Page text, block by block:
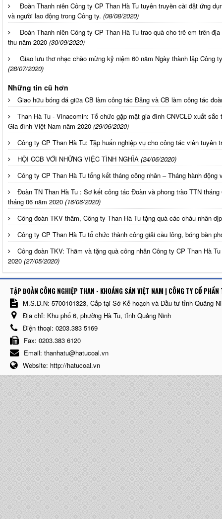
Đoàn Thanh niên Công ty CP Than Hà Tu tuyên truyền cài đặt ứng
và người lao động trong Công ty. (08/08/2020)
Đoàn Thanh niên Công ty CP Than Hà Tu trao quà cho trẻ em trên
thu năm 2020 (30/09/2020)
Giao lưu thơ nhạc chào mừng kỷ niệm 60 năm Ngày thành lập Công
(28/07/2020)
Những tin cũ hơn
Giao hữu bóng đá giữa CB làm công tác Đảng và CB làm công tác
Than Hà Tu - Vinacomin: Tổ chức gặp mặt gia đình CNVCLĐ xuất
Gia đình Việt Nam năm 2020 (29/06/2020)
Công ty CP Than Hà Tu: Tập huấn nghiệp vụ cho công tác viên tuyên
HỘI CCB VỚI NHỮNG VIỆC TÌNH NGHĨA (24/06/2020)
Công ty CP Than Hà Tu tổng kết tháng công nhân – Tháng hành động
Đoàn TN Than Hà Tu : Sơ kết công tác Đoàn và phong trào TTN
tháng 06 năm 2020 (16/06/2020)
Công đoàn TKV thăm, Công ty Than Hà Tu tặng quà các cháu nhân
Công ty CP Than Hà Tu tổ chức thành công giải cầu lông, bóng bàn
Công đoàn TKV: Thăm và tặng quà công nhân Công ty CP Than Hà
2020 (27/05/2020)
TẬP ĐOÀN CÔNG NGHIỆP THAN - KHOÁNG SẢN VIỆT NAM | CÔNG TY CỔ
M.S.D.N: 5700101323, Cấp tại Sở Kế hoạch và Đầu tư tỉnh Quảng
Địa chỉ: Khu phố 6, phường Hà Tu, tỉnh Quảng Ninh
Điện thoại: 0203.383 5169
Fax: 0203.383 6120
Email: thanhatu@hatucoal.vn
Website: http://hatucoal.vn